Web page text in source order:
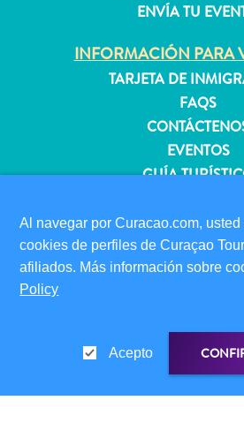
Apartamentos
Hoteles
Resorts
Todo
incluido
Planifica
ENVÍA TU
INFORMACIÓN PARA
TARJETA DE
FAQS
EVENTOS
GUÍA
ACERCA DE
POLÍTICA DE
CONDICIONES
© 2026 Curaçao
Al navegar por Curacao.com,
cookies de perfiles de Curaçao
afiliados. Más información sobre
Policy
Acepto